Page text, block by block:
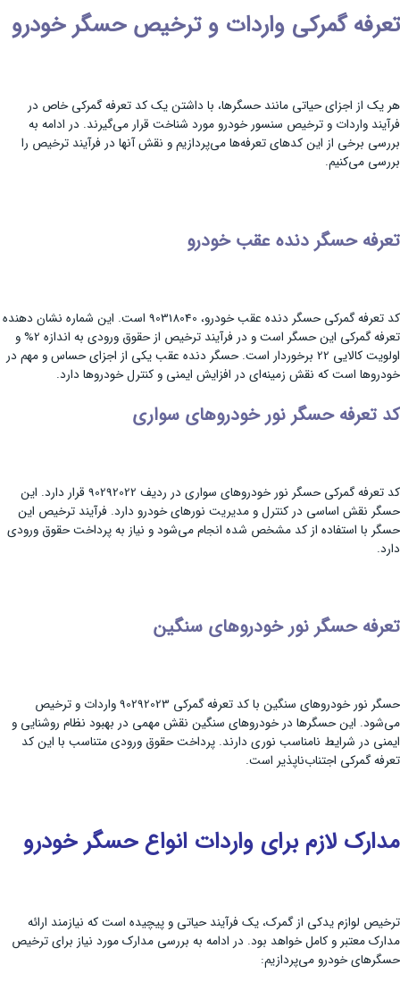
تعرفه گمرکی واردات و ترخیص حسگر خودرو
هر یک از اجزای حیاتی مانند حسگرها، با داشتن یک کد تعرفه گمرکی خاص در
فرآیند واردات و ترخیص سنسور خودرو مورد شناخت قرار می‌گیرند. در ادامه به
بررسی برخی از این کدهای تعرفه‌ها می‌پردازیم و نقش آنها در فرآیند ترخیص را
بررسی می‌کنیم.
تعرفه حسگر دنده عقب خودرو
کد تعرفه گمرکی حسگر دنده عقب خودرو، 90318040 است. این شماره نشان دهنده
تعرفه گمرکی این حسگر است و در فرآیند ترخیص از حقوق ورودی به اندازه 2% و
اولویت کالایی 22 برخوردار است. حسگر دنده عقب یکی از اجزای حساس و مهم در
خودروها است که نقش زمینه‌ای در افزایش ایمنی و کنترل خودروها دارد.
کد تعرفه حسگر نور خودروهای سواری
کد تعرفه گمرکی حسگر نور خودروهای سواری در ردیف 90292022 قرار دارد. این
حسگر نقش اساسی در کنترل و مدیریت نورهای خودرو دارد. فرآیند ترخیص این
حسگر با استفاده از کد مشخص شده انجام می‌شود و نیاز به پرداخت حقوق ورودی
دارد.
تعرفه حسگر نور خودروهای سنگین
حسگر نور خودروهای سنگین با کد تعرفه گمرکی 90292023 واردات و ترخیص
می‌شود. این حسگرها در خودروهای سنگین نقش مهمی در بهبود نظام روشنایی و
ایمنی در شرایط نامناسب نوری دارند. پرداخت حقوق ورودی متناسب با این کد
تعرفه گمرکی اجتناب‌ناپذیر است.
مدارک لازم برای واردات انواع حسگر خودرو
ترخیص لوازم یدکی از گمرک، یک فرآیند حیاتی و پیچیده است که نیازمند ارائه
مدارک معتبر و کامل خواهد بود. در ادامه به بررسی مدارک مورد نیاز برای ترخیص
حسگرهای خودرو می‌پردازیم: